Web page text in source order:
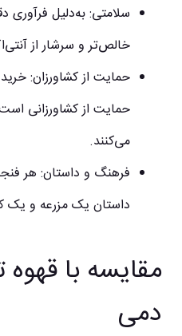
سلامتی:به‌دلیل فرآوری
خالص‌تر و سرشار از
حمایت از کشاورزان:
حمایت از کشاورزانی است
می‌کنند.
فرهنگ و داستان: هر
داستان یک مزرعه و یک
مقایسه با
دمی